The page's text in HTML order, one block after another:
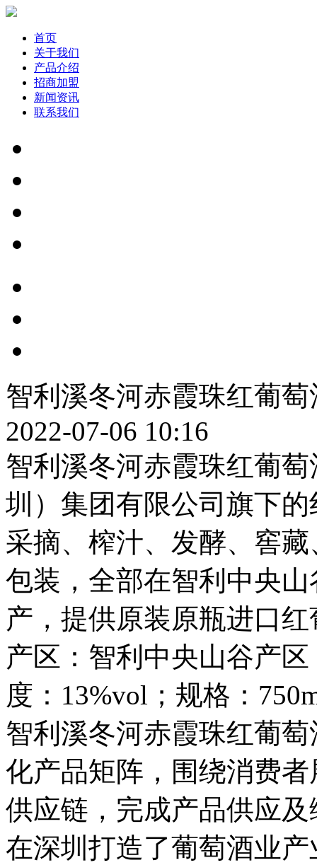
首页
关于我们
产品介绍
招商加盟
新闻资讯
联系我们
智利溪冬河赤霞珠红葡萄
2022-07-06 10:16
智利溪冬河赤霞珠红葡
圳）集团有限公司旗下
采摘、榨汁、发酵、窖
包装，全部在智利中央
产，提供原装原瓶进口
产区：智利中央山谷产
度：13%vol；规格：
智利溪冬河赤霞珠红葡
化产品矩阵，围绕消费
供应链，完成产品供应
在深圳打造了葡萄酒业